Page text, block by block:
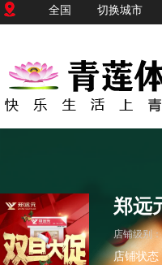
全国 切换城市
郑远
店铺级别
店铺状